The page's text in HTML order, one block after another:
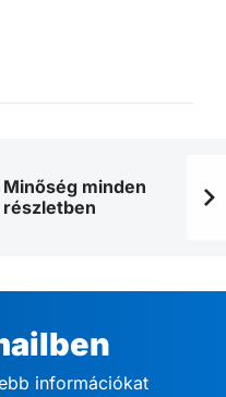
Minőség minden
részletben
információkat